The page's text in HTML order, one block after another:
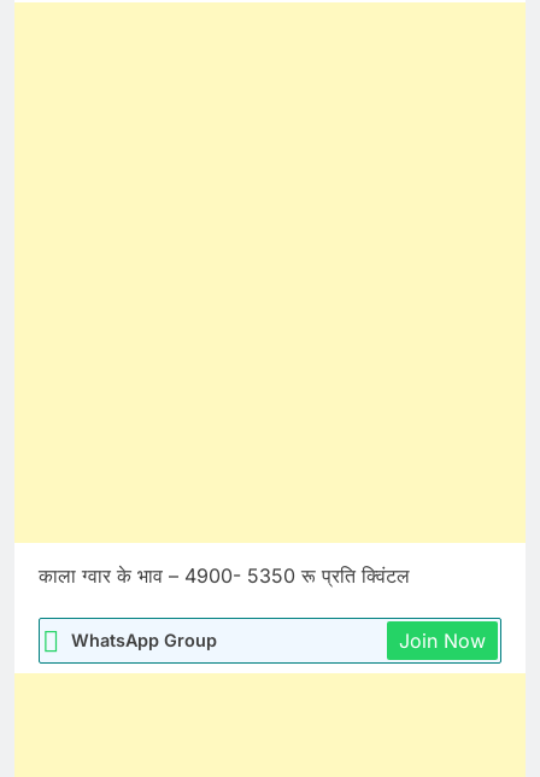
काला ग्वार के भाव – 4900- 5350 रू प्रति क्विंटल
WhatsApp Group Join Now